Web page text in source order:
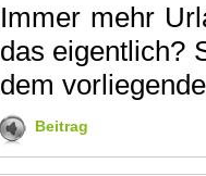
Immer mehr
das eigentlich?
dem
Beitrag